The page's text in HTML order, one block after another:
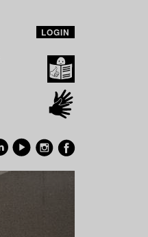
LOGIN